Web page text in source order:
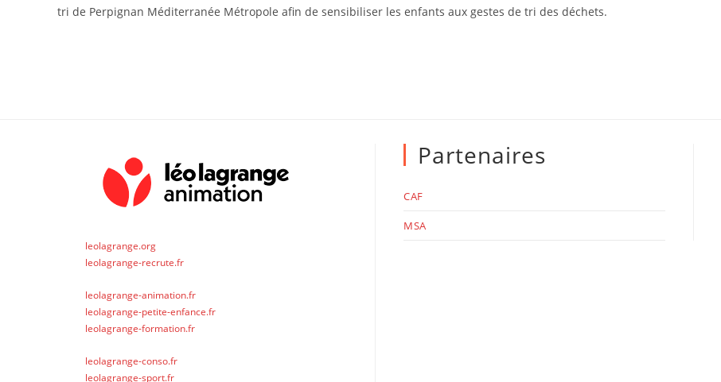
tri de Perpignan Méditerranée Métropole afin de sensibiliser les enfants aux gestes de tri des déchets.
leolagrange.org
leolagrange-recrute.fr
leolagrange-animation.fr
leolagrange-petite-enfance.fr
leolagrange-formation.fr
leolagrange-conso.fr
leolagrange-sport.fr
Partenaires
CAF
MSA